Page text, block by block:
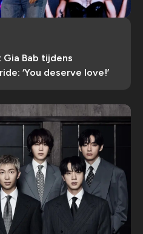
Bab tijdens
‘You deserve love!’